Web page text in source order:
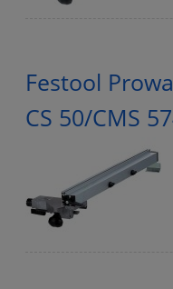
Festool
CS 50/CMS